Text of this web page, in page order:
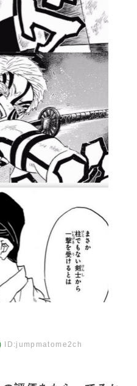
ID:jumpmatome2ch